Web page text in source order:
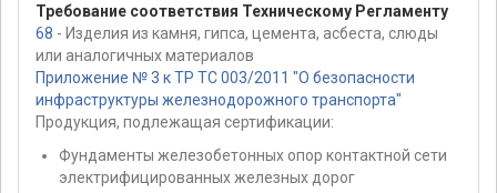
Требование соответствия Техническому Регламенту
68 - Изделия из камня, гипса, цемента, асбеста, слюды
или аналогичных материалов
Приложение № 3 к ТР ТС 003/2011 "О безопасности
инфраструктуры железнодорожного транспорта"
Продукция, подлежащая сертификации:
Фундаменты железобетонных опор контактной сети
электрифицированных железных дорог